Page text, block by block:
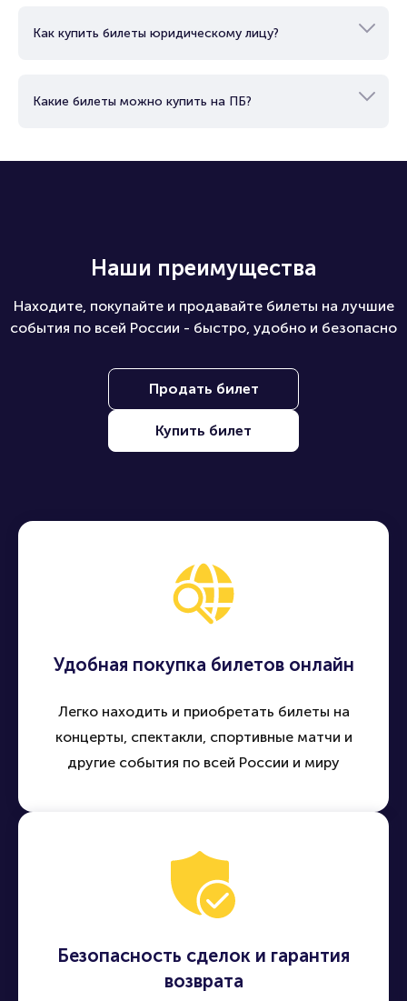
Как купить билеты юридическому лицу?
Какие билеты можно купить на ПБ?
Наши преимущества
Находите, покупайте и продавайте билеты на лучшие
события по всей России - быстро, удобно и безопасно
Продать билет
Купить билет
Удобная покупка билетов онлайн
Легко находить и приобретать билеты на
концерты, спектакли, спортивные матчи и
другие события по всей России и миру
Безопасность сделок и гарантия
возврата